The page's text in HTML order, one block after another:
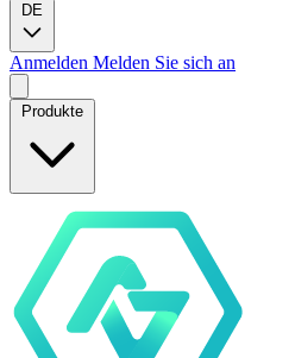
DE
Anmelden Melden Sie sich an
Produkte